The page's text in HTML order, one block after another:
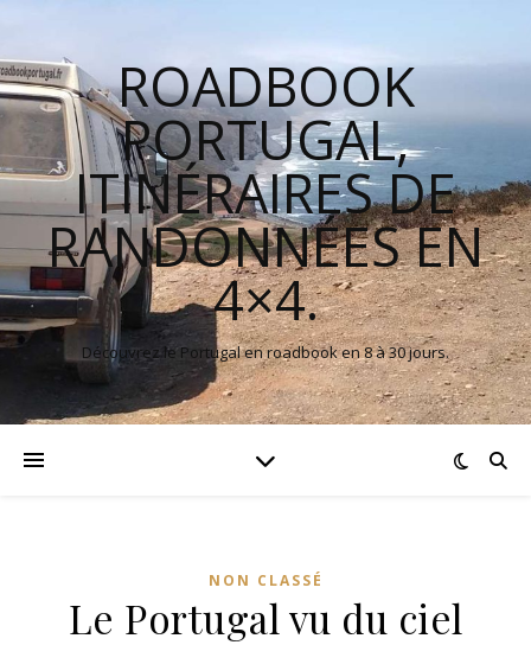
ROADBOOK
PORTUGAL,
ITINÉRAIRES DE
RANDONNÉES EN
4×4.
Découvrez le Portugal en roadbook en 8 à 30 jours.
NON CLASSÉ
Le Portugal vu du ciel